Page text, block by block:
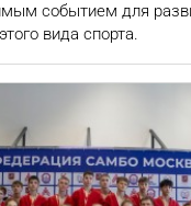
событием для
вида спорта.